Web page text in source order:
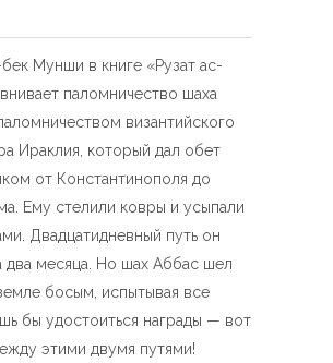
Мунши в книге «Рузат ас-
паломничество шаха
византийского
Ираклия, который дал обет
от Константинополя до
Ему стелили ковры и усыпали
Двадцатидневный путь он
два месяца. Но шах Аббас шел
босым, испытывая все
бы удостоиться награды — вот
этими двумя путями!